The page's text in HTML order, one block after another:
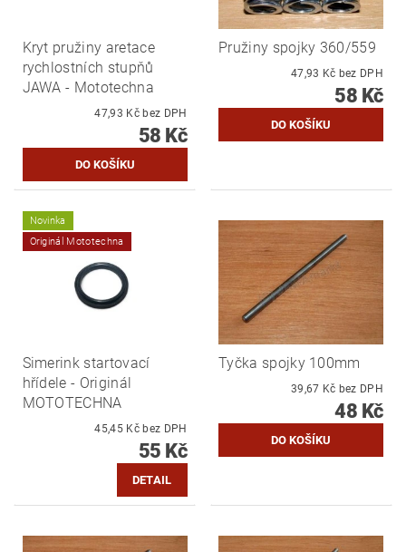
Kryt pružiny aretace
rychlostních stupňů
JAWA - Mototechna
47,93 Kč bez DPH
58 Kč
Pružiny spojky 360/559
47,93 Kč bez DPH
58 Kč
Novinka
Originál Mototechna
Simerink startovací
hřídele - Originál
MOTOTECHNA
45,45 Kč bez DPH
55 Kč
DETAIL
Tyčka spojky 100mm
39,67 Kč bez DPH
48 Kč